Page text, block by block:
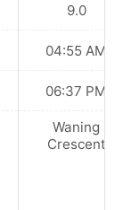
9.0
04:55 AM
06:37 PM
Waning
Crescent